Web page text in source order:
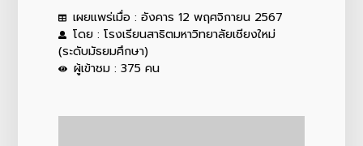
เผยแพร่เมื่อ : อังคาร 12 พฤศจิกายน 2567
โดย : โรงเรียนสาธิตมหาวิทยาลัยเชียงใหม่
(ระดับมัธยมศึกษา)
ผู้เข้าชม : 375 คน